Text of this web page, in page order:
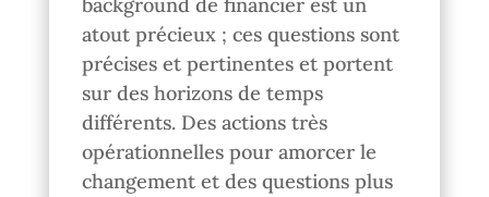
background de financier est un
atout précieux ; ces questions sont
précises et pertinentes et portent
sur des horizons de temps
différents. Des actions très
opérationnelles pour amorcer le
changement et des questions plus